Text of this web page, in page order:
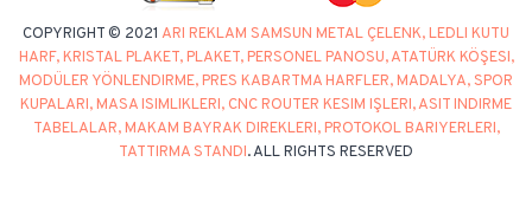
COPYRIGHT © 2021 ARI REKLAM SAMSUN METAL ÇELENK, LEDLI KUTU
HARF, KRISTAL PLAKET, PLAKET, PERSONEL PANOSU, ATATÜRK KÖŞESI,
MODÜLER YÖNLENDIRME, PRES KABARTMA HARFLER, MADALYA, SPOR
KUPALARI, MASA ISIMLIKLERI, CNC ROUTER KESIM IŞLERI, ASIT INDIRME
TABELALAR, MAKAM BAYRAK DIREKLERI, PROTOKOL BARIYERLERI,
TATTIRMA STANDI. ALL RIGHTS RESERVED